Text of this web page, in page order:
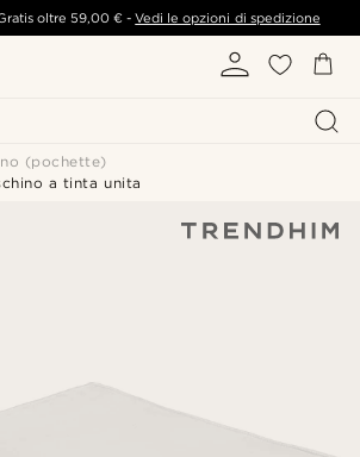
oltre 59,00 € -Vedi le opzioni di spedizione
(pochette)
a tinta unita